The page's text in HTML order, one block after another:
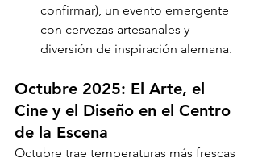
confirmar), un evento emergente
con cervezas artesanales y
diversión de inspiración alemana.
Octubre 2025: El Arte, el
Cine y el Diseño en el Centro
de la Escena
Octubre trae temperaturas más frescas